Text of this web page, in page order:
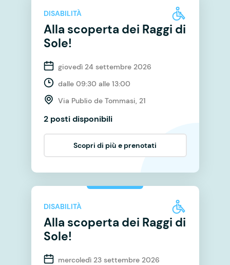
DISABILITÀ
Alla scoperta dei Raggi di
Sole!
giovedì 24 settembre 2026
dalle 09:30 alle 13:00
Via Publio de Tommasi, 21
2 posti disponibili
Scopri di più e prenotati
DISABILITÀ
Alla scoperta dei Raggi di
Sole!
mercoledì 23 settembre 2026